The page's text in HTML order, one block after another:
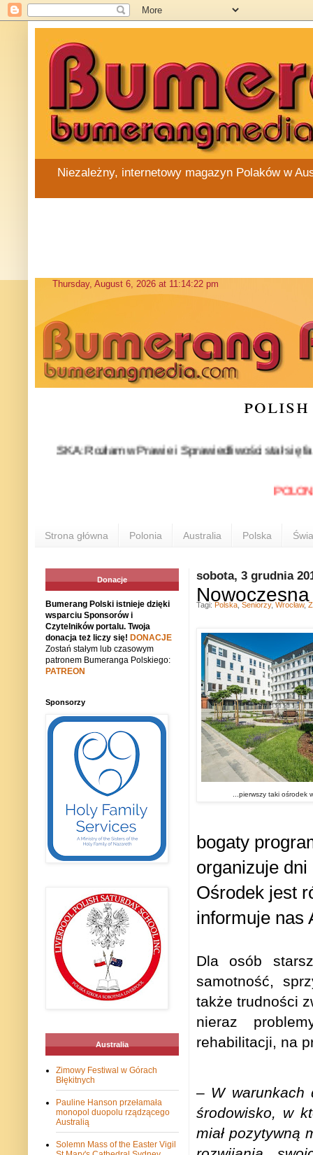
Niezależny, internetowy magazyn Polaków w
POLSKA: Rozłam w Prawie i Sprawiedliwości stał się
Strona główna Polonia Australia Polska
sobota, 3 grudnia
...pierwszy taki ośrodek
bogaty
organizuje
Ośrodek jest
informuje nas
Dla osób
samotność,
także trudności
nieraz
rehabilitacji, na
– W warunkach
środowisko, w
miał pozytywną
Tagi: Polska Seniorzy, Wrocław,
Donacje
Bumerang Polski istnieje dzięki
wsparciu Sponsorów i
Czytelników portalu. Twoja
donacja też liczy się! DONACJE
Zostań stałym lub czasowym
patronem Bumeranga Polskiego:
PATREON
Sponsorzy
Australia
Zimowy Festiwal w Górach
Błękitnych
Pauline Hanson przełamała
monopol duopolu rządzącego
Australią
Solemn Mass of the Easter Vigil